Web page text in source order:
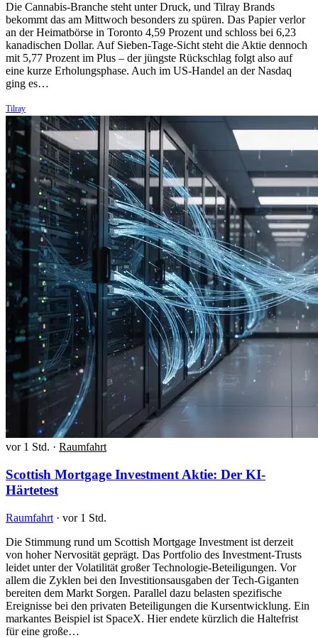
Die Cannabis-Branche steht unter Druck, und Tilray Brands
bekommt das am Mittwoch besonders zu spüren. Das Papier verlor
an der Heimatbörse in Toronto 4,59 Prozent und schloss bei 6,23
kanadischen Dollar. Auf Sieben-Tage-Sicht steht die Aktie dennoch
mit 5,77 Prozent im Plus – der jüngste Rückschlag folgt also auf
eine kurze Erholungsphase. Auch im US-Handel an der Nasdaq
ging es…
Tilray
vor 1 Std. · Raumfahrt
Scottish Mortgage Investment Aktie: Der KI-
Härtetest
Raumfahrt · vor 1 Std.
Die Stimmung rund um Scottish Mortgage Investment ist derzeit
von hoher Nervosität geprägt. Das Portfolio des Investment-Trusts
leidet unter der Volatilität großer Technologie-Beteiligungen. Vor
allem die Zyklen bei den Investitionsausgaben der Tech-Giganten
bereiten dem Markt Sorgen. Parallel dazu belasten spezifische
Ereignisse bei den privaten Beteiligungen die Kursentwicklung. Ein
markantes Beispiel ist SpaceX. Hier endete kürzlich die Haltefrist
für eine große…